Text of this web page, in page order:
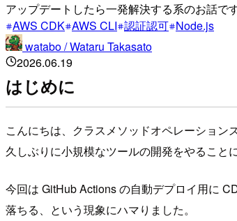
アップデートしたら一発解決する系のお話で
AWS CDK AWS CLI 認証認可 Node.js
watabo / Wataru Takasato
2026.06.19
はじめに
こんにちは、クラスメソッドオペレーション
久しぶりに小規模なツールの開発をやること
今回は GitHub Actions の自動デプロイ用に
落ちる、という現象にハマりました。